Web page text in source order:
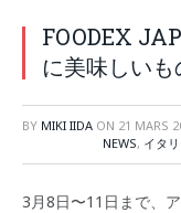
FOODEX
に美味しいも
BY MIKI IIDA ON 21 MARS
NEWS, イタ
3月8日〜11日まで、